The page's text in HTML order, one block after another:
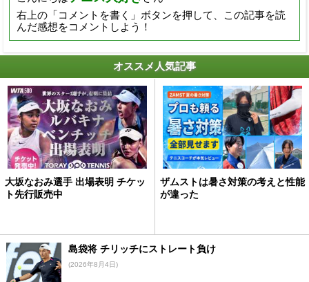
右上の「コメントを書く」ボタンを押して、この記事を読
んだ感想をコメントしよう！
オススメ人気記事
大坂なおみ選手 出場表明 チケッ
ト先行販売中
ザムストは暑さ対策の考えと性能
が違った
島袋将 チリッチにストレート負け
(2026年8月4日)